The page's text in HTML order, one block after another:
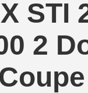
STI
2
Coupe